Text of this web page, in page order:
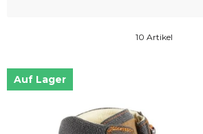
10 Artikel
Auf Lager